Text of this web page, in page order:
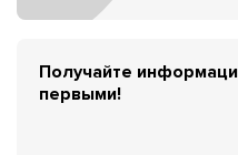
Получайте
первыми!